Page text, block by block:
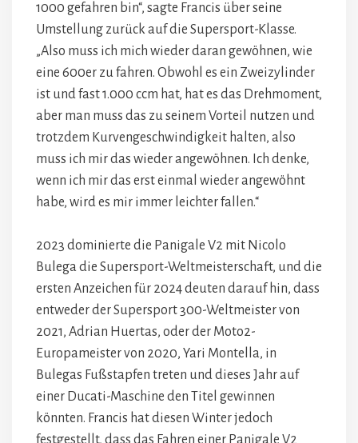
1000 gefahren bin“, sagte Francis über seine
Umstellung zurück auf die Supersport-Klasse.
„Also muss ich mich wieder daran gewöhnen, wie
eine 600er zu fahren. Obwohl es ein Zweizylinder
ist und fast 1.000 ccm hat, hat es das Drehmoment,
aber man muss das zu seinem Vorteil nutzen und
trotzdem Kurvengeschwindigkeit halten, also
muss ich mir das wieder angewöhnen. Ich denke,
wenn ich mir das erst einmal wieder angewöhnt
habe, wird es mir immer leichter fallen.“
2023 dominierte die Panigale V2 mit Nicolo
Bulega die Supersport-Weltmeisterschaft, und die
ersten Anzeichen für 2024 deuten darauf hin, dass
entweder der Supersport 300-Weltmeister von
2021, Adrian Huertas, oder der Moto2-
Europameister von 2020, Yari Montella, in
Bulegas Fußstapfen treten und dieses Jahr auf
einer Ducati-Maschine den Titel gewinnen
könnten. Francis hat diesen Winter jedoch
festgestellt, dass das Fahren einer Panigale V2